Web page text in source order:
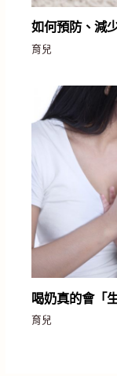
如何預防、減
育兒
喝奶真的會「
育兒